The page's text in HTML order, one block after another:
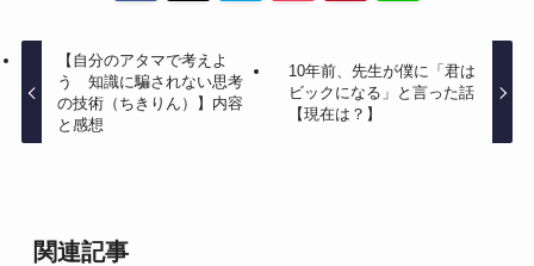
【自分のアタマで考えよ
う 知識に騙されない思考
の技術（ちきりん）】内容
と感想
10年前、先生が僕に「君は
ビックになる」と言った話
【現在は？】
関連記事